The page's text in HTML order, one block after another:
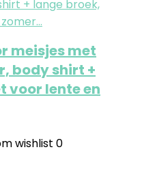
meisjes met
body shirt +
voor lente en
wishlist 0